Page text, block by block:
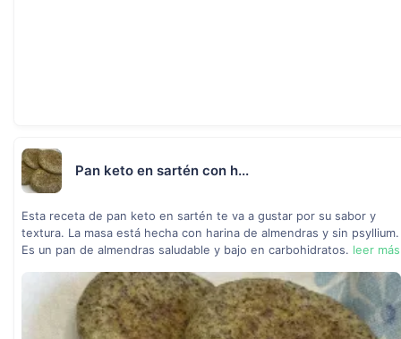
Pan keto en sartén con h...
Esta receta de pan keto en sartén te va a gustar por su sabor y
textura. La masa está hecha con harina de almendras y sin psyllium.
Es un pan de almendras saludable y bajo en carbohidratos. leer más